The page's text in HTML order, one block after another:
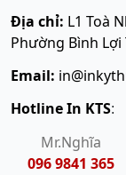
Địa chỉ: L1 Toà
Phường Bình
Email:
Hotline In KTS:
Mr.Nghĩa
096 9841 365